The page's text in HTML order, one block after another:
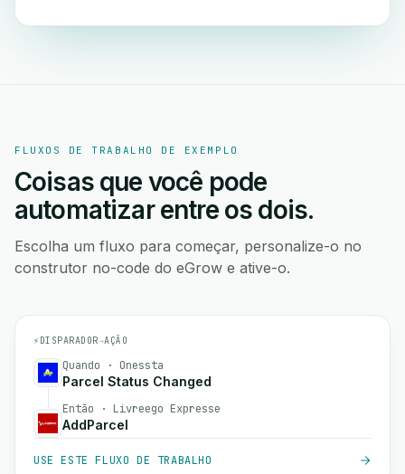
FLUXOS DE TRABALHO DE EXEMPLO
Coisas que você pode
automatizar entre os dois.
Escolha um fluxo para começar, personalize-o no
construtor no-code do eGrow e ative-o.
⚡ DISPARADOR→AÇÃO
Quando · Onessta
Parcel Status Changed
Então · Livreego Expresse
AddParcel
USE ESTE FLUXO DE TRABALHO